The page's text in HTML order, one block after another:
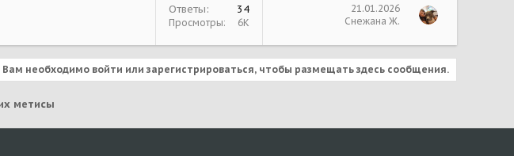
Ответы 34
Просмотры 6К
21.01.2026
Снежана Ж.
Вам необходимо войти или зарегистрироваться, чтобы размещать здесь сообщения.
метисы